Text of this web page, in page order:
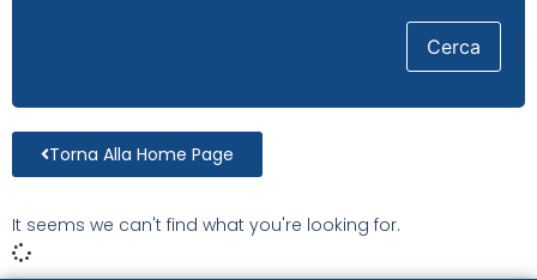
Torna Alla Home Page
It seems we can't find what you're looking for.